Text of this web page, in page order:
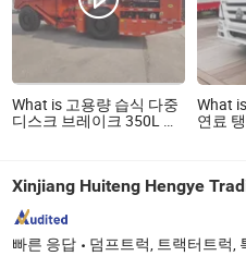
What is 고용량 습식 다중
디스크 브레이크 350L 연
What
연료
Xinjiang Huiteng Hengye
빠른 응답 덤프트럭, 트랙터트럭, 특수